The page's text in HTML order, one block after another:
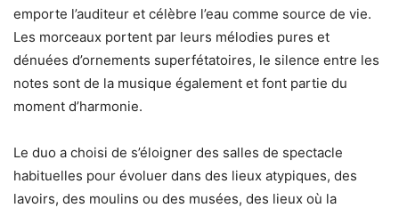
emporte l’auditeur et célèbre l’eau comme source de vie.
Les morceaux portent par leurs mélodies pures et
dénuées d’ornements superfétatoires, le silence entre les
notes sont de la musique également et font partie du
moment d’harmonie.
Le duo a choisi de s’éloigner des salles de spectacle
habituelles pour évoluer dans des lieux atypiques, des
lavoirs, des moulins ou des musées, des lieux où la